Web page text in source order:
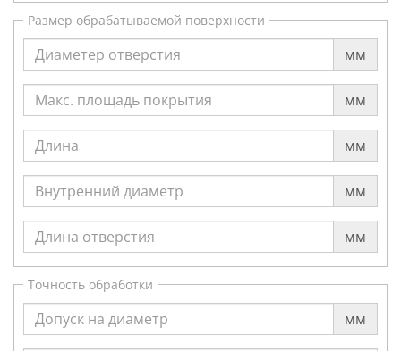
Размер обрабатываемой поверхности
мм
мм
мм
мм
мм
Точность обработки
мм